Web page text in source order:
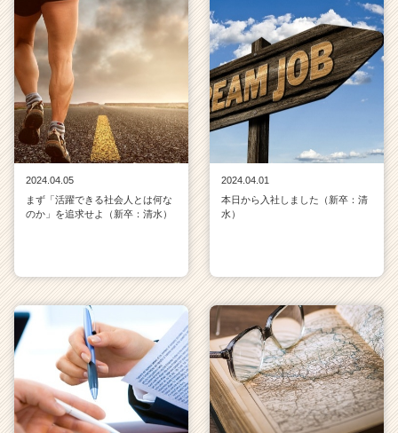
2024.04.05
まず「活躍できる社会人とは何な
のか」を追求せよ（新卒：清水）
2024.04.01
本日から入社しました（新卒：清
水）